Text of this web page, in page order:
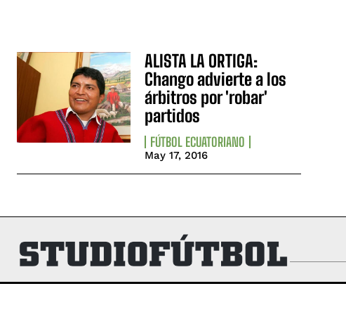
ALISTA LA ORTIGA:
Chango advierte a los
árbitros por 'robar'
partidos
FÚTBOL ECUATORIANO
May 17, 2016